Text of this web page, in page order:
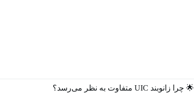
🌟 چرا زانوبند UIC متفاوت به نظر می‌رسد؟